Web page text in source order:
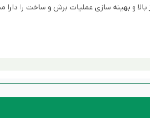
بالا و بهینه سازی عملیات برش و ساخت را دارا